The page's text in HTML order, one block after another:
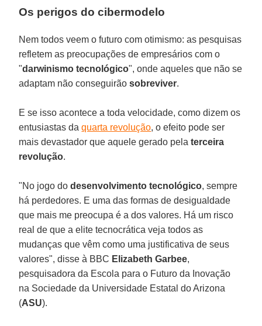
Os perigos do cibermodelo
Nem todos veem o futuro com otimismo: as pesquisas
refletem as preocupações de empresários com o
"darwinismo tecnológico", onde aqueles que não se
adaptam não conseguirãosobreviver.
E se isso acontece a toda velocidade, como dizem os
entusiastas daquarta revolução, o efeito pode ser
mais devastador que aquele gerado pelaterceira
revolução.
"No jogo dodesenvolvimento tecnológico, sempre
há perdedores. E uma das formas de desigualdade
que mais me preocupa é a dos valores. Há um risco
real de que a elite tecnocrática veja todos as
mudanças que vêm como uma justificativa de seus
valores", disse à BBC Elizabeth Garbee,
pesquisadora da Escola para o Futuro da Inovação
na Sociedade da Universidade Estatal do Arizona
(ASU).